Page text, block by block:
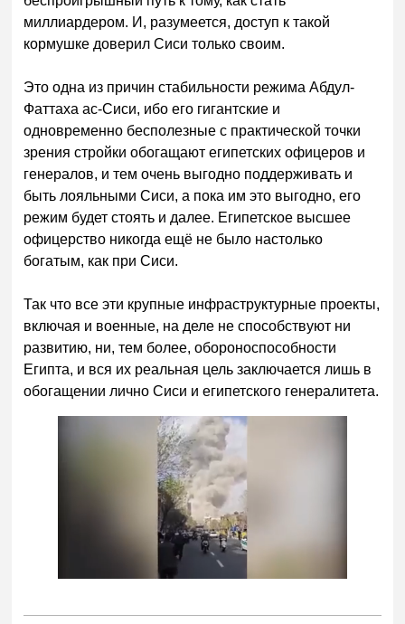
миллиардером. И, разумеется, доступ к такой
кормушке доверил Сиси только своим.
Это одна из причин стабильности режима Абдул-
Фаттаха ас-Сиси, ибо его гигантские и
одновременно бесполезные с практической точки
зрения стройки обогащают египетских офицеров и
генералов, и тем очень выгодно поддерживать и
быть лояльными Сиси, а пока им это выгодно, его
режим будет стоять и далее. Египетское высшее
офицерство никогда ещё не было настолько
богатым, как при Сиси.
Так что все эти крупные инфраструктурные проекты,
включая и военные, на деле не способствуют ни
развитию, ни, тем более, обороноспособности
Египта, и вся их реальная цель заключается лишь в
обогащении лично Сиси и египетского генералитета.